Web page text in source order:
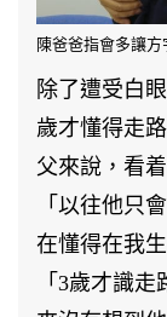
陳爸爸指會多讓
除了遭受白
歲才懂得走
父來說，看
「以往他只
在懂得在我
「3歲才識